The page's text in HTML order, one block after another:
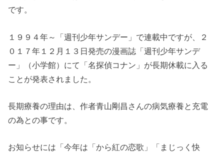
です。
１９９４年～「週刊少年サンデー」で連載中ですが、２
０１７年１２月１３日発売の漫画誌「週刊少年サンデ
ー」（小学館）にて「名探偵コナン」が長期休載に入る
ことが発表されました。
長期療養の理由は、作者青山剛昌さんの病気療養と充電
の為との事です。
お知らせには「今年は「から紅の恋歌」「まじっく快